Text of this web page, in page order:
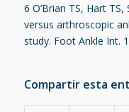
6 O’Brian TS, Hart TS,
versus arthroscopic
study. Foot Ankle Int.
Compartir esta